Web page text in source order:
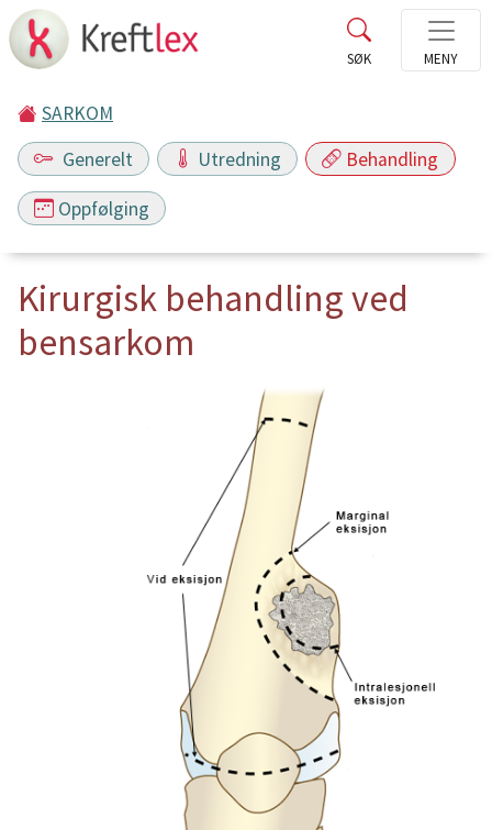
SARKOM
Generelt
Utredning Behandling
Oppfølging
Kirurgisk behandling ved
bensarkom